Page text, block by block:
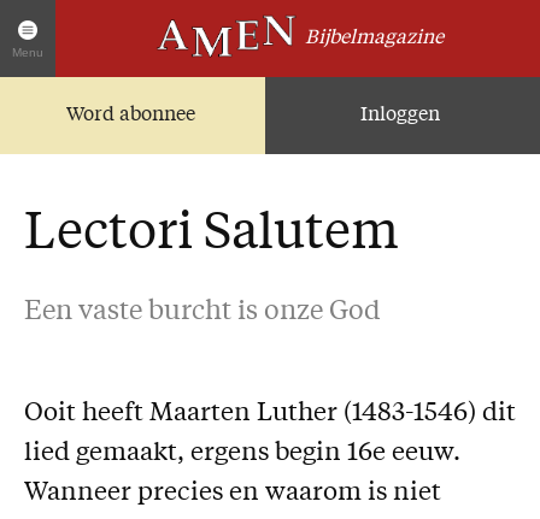
Menu
Bijbelmagazine
Word abonnee Inloggen
Artikelen
Zoek in alle artikelen
Facebook
Abonnementen
Geschenkabonnement
Proefnummer AMEN
Lectori Salutem
Een vaste burcht is onze God
Ooit heeft Maarten Luther (1483-1546) dit
lied gemaakt, ergens begin 16e eeuw.
Wanneer precies en waarom is niet